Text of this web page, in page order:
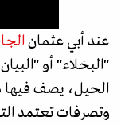
عند أبي عثمان
"البخلاء" أو
الحيل، يصف فيها
وتصرفات تعتمد